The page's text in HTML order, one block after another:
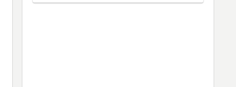
は万病のもと」とすら言わ